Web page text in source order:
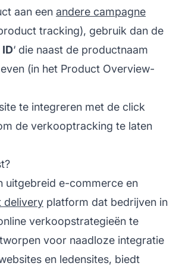
aan een andere campagne
tracking), gebruik dan de
‘ die naast de productnaam
(in het Product Overview-
te integreren met de click
de verkooptracking te laten
uitgebreid e-commerce en
delivery platform dat bedrijven in
verkoopstrategieën te
voor naadloze integratie
en ledensites, biedt